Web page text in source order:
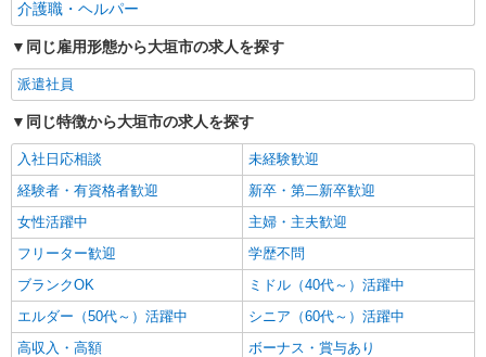
大垣ケアセンターそよ風：RO16245
グループホーム 介護スタッフ
6,000円（1回） 通勤手当 年末年始手当：380円/時
寸志あり：年2回（6月・12月） ※業績による 特
別報酬：平均26.6万円（最高額109万円） ※2025
月)は支給なし
詳細を見る
正社員
大垣ケアセンターそよ風：RO13956
スクランブル介護スタッフ
【月給】300,000円〜330,000円 ▼給与詳細 資
格手当：5,000〜10,000円 スクランブル手当：
10,000円 処遇改善手当：35,920円 住宅手当：規定
あり 精勤手当：8,000円 調整手当：0〜100,000円
岐阜県大垣市久瀬川町6-128
介護職・ヘルパー
同じ雇用形態から大垣市の求人を探す
派遣社員
同じ特徴から大垣市の求人を探す
入社日応相談
未経験歓迎
経験者・有資格者歓迎
新卒・第二新卒歓迎
女性活躍中
主婦・主夫歓迎
フリーター歓迎
学歴不問
ブランクOK
ミドル（40代～）活躍中
エルダー（50代～）活躍中
シニア（60代～）活躍中
高収入・高額
ボーナス・賞与あり